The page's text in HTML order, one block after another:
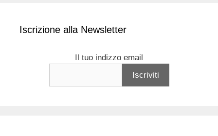
Iscrizione alla Newsletter
Il tuo indizzo email